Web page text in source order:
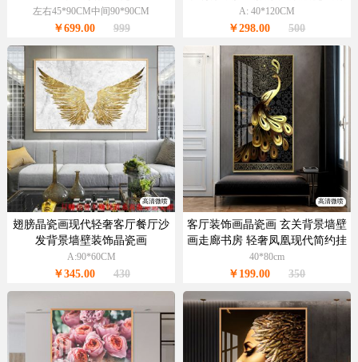
左右45*90CM中间90*90CM
￥699.00 999
框画
A: 40*120CM
￥298.00 500
高清微喷
翅膀晶瓷画现代轻奢客厅餐厅沙
发背景墙壁装饰晶瓷画
A:90*60CM
￥345.00 430
高清微喷
客厅装饰画晶瓷画 玄关背景墙壁
画走廊书房 轻奢凤凰现代简约挂
画
40*80cm
￥199.00 350